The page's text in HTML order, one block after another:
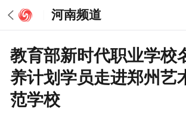
河南频道
教育部新时代职业学校
养计划学员走进郑州艺
范学校